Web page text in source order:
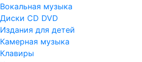
Вокальная музыка
Диски CD DVD
Издания для детей
Камерная музыка
Клавиры